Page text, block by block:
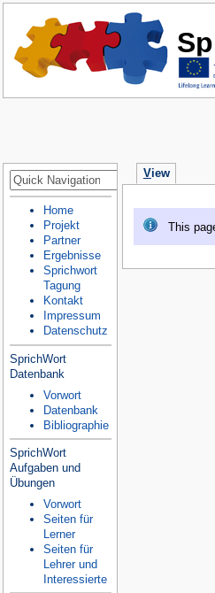
View
This
Home
Projekt
Partner
Ergebnisse
Sprichwort
Tagung
Kontakt
Impressum
Datenschutz
SprichWort
Datenbank
Vorwort
Datenbank
Bibliographie
SprichWort
Aufgaben und
Übungen
Vorwort
Seiten für
Lerner
Seiten für
Lehrer und
Interessierte